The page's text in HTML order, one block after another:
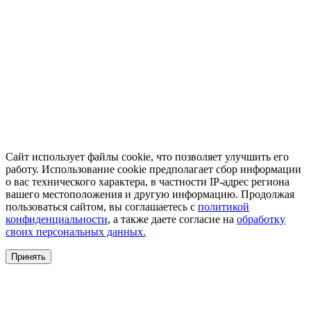
Сайт использует файлы cookie, что позволяет улучшить его
работу. Использование cookie предполагает сбор информации
о вас технического характера, в частности IP-адрес региона
вашего местоположения и другую информацию. Продолжая
пользоваться сайтом, вы соглашаетесь с политикой
конфиденциальности, а также даете согласие на обработку
своих персональных данных.
Принять